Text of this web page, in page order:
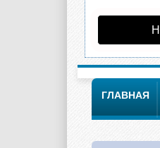
ГЛАВНАЯ